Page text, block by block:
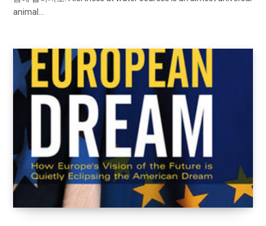
animal…